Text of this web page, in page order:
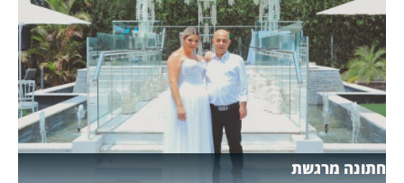
Et
odio
mauris, wisi
tortor
feugiat
ultricies
Congue
luctus, quam
חתונה מרגשת